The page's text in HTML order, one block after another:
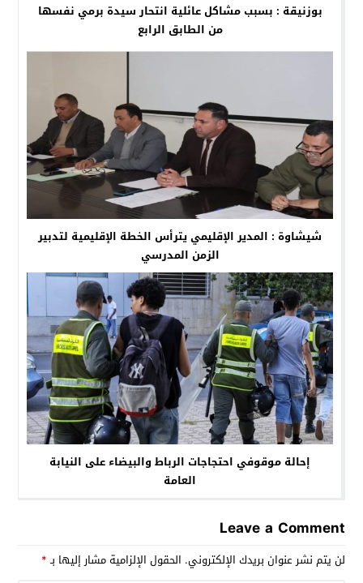
بوزنيقة : بسبب مشاكل عائلية انتحار سيدة برمي نفسها
من الطابق الرابع
شيشاوة : المدير الإقليمي يترأس الخطة الإقليمية لتدبير
الزمن المدرسي
إحالة موقوفي احتجاجات الرباط والبيضاء على النيابة
العامة
Leave a Comment
لن يتم نشر عنوان بريدك الإلكتروني. الحقول الإلزامية مشار إليها بـ*